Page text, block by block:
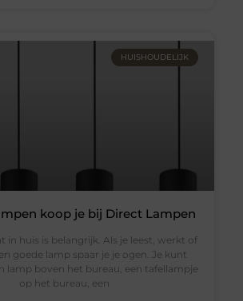
HUISHOUDELIJK
koop je bij Direct Lampen
in huis is belangrijk. Als je leest, werkt of
goede lamp spaar je je ogen. Je kunt
lamp boven het bureau, een tafellampje
op het bureau, een